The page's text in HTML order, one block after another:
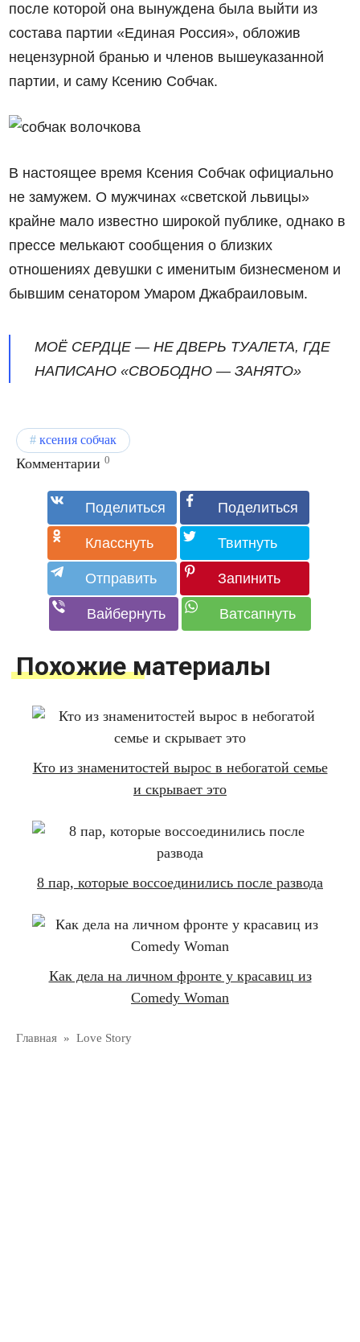
после которой она вынуждена была выйти из
состава партии «Единая Россия», обложив
нецензурной бранью и членов вышеуказанной
партии, и саму Ксению Собчак.
В настоящее время Ксения Собчак официально
не замужем. О мужчинах «светской львицы»
крайне мало известно широкой публике, однако в
прессе мелькают сообщения о близких
отношениях девушки с именитым бизнесменом и
бывшим сенатором Умаром Джабраиловым.
МОЁ СЕРДЦЕ — НЕ ДВЕРЬ ТУАЛЕТА, ГДЕ
НАПИСАНО «СВОБОДНО — ЗАНЯТО»
ксения собчак
Комментарии 0
Похожие материалы
Кто из знаменитостей вырос в небогатой семье
и скрывает это
8 пар, которые воссоединились после развода
Как дела на личном фронте у красавиц из
Comedy Woman
Главная » Love Story